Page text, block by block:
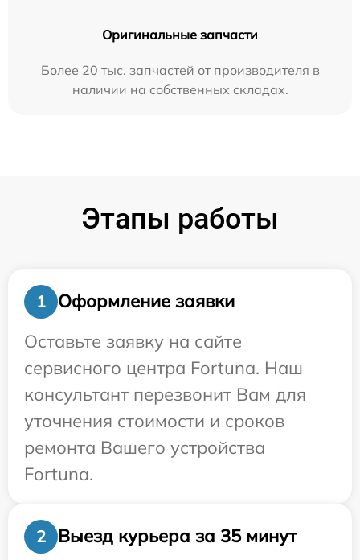
Оригинальные запчасти
Более 20 тыс. запчастей от производителя в
наличии на собственных складах.
Этапы работы
1
Оформление заявки
Оставьте заявку на сайте
сервисного центра Fortuna. Наш
консультант перезвонит Вам для
уточнения стоимости и сроков
ремонта Вашего устройства
Fortuna.
2
Выезд курьера за 35 минут